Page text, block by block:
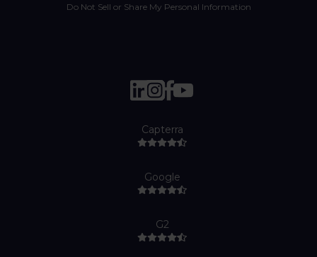
Do Not Sell or Share My Personal Information
Capterra
Google
G2